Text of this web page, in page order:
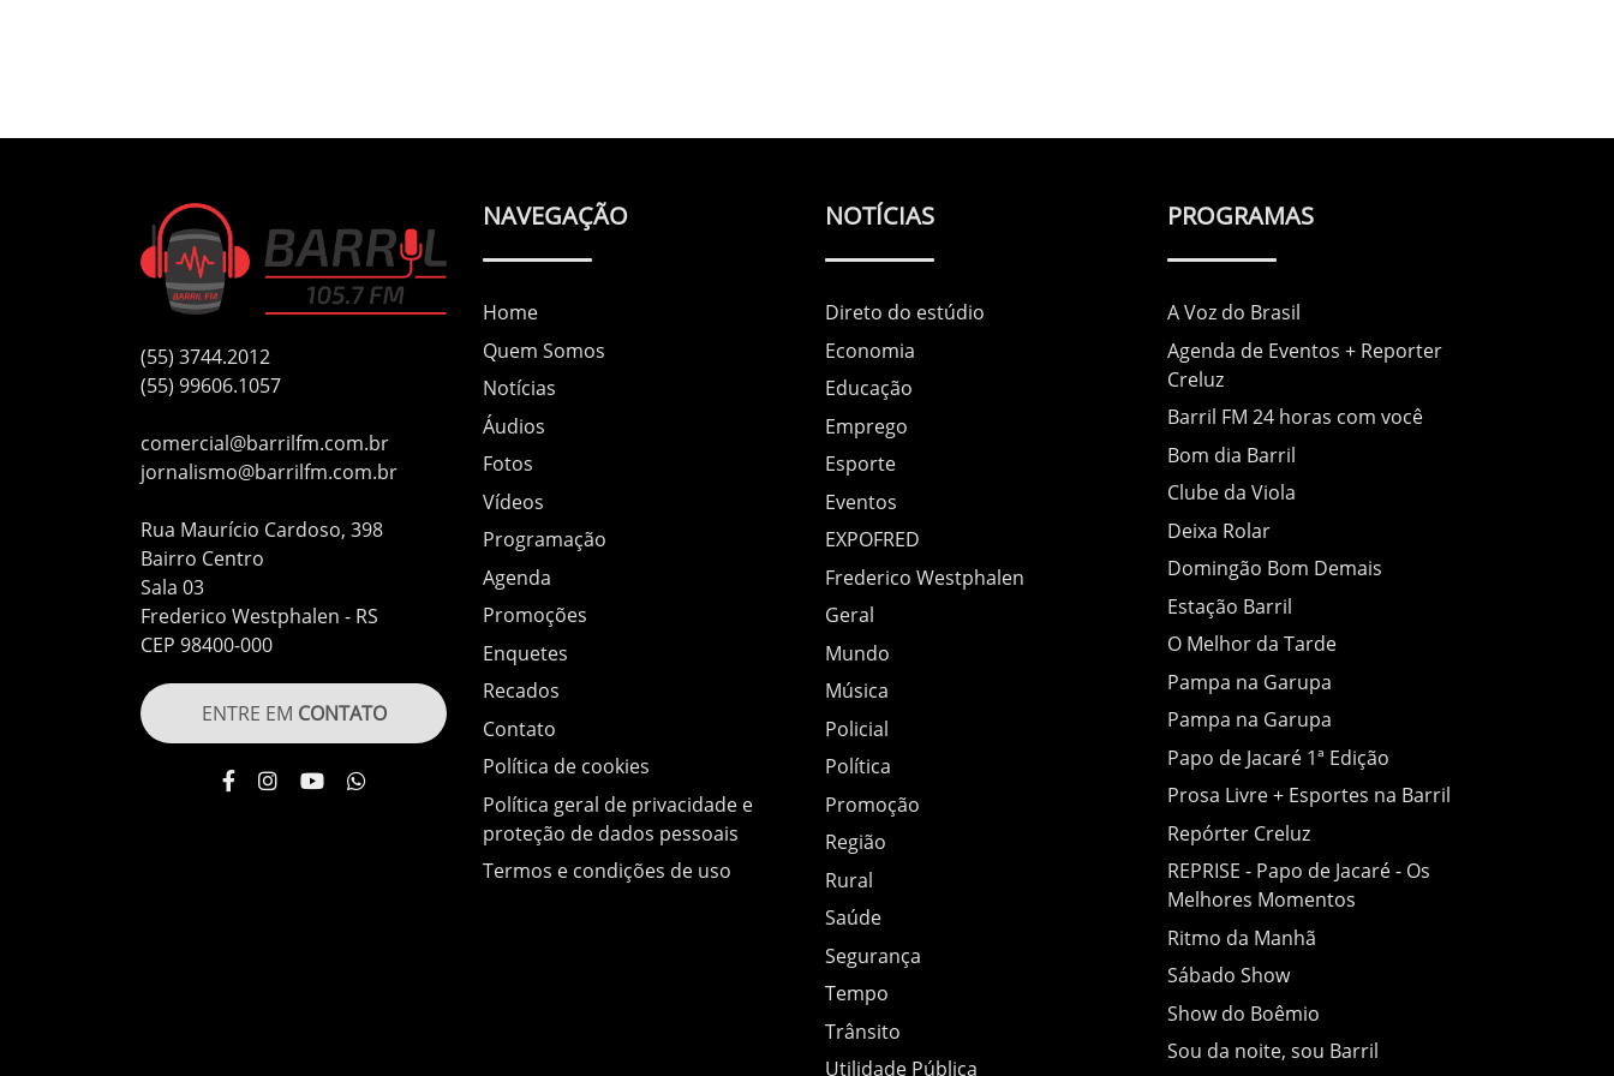
(55) 3744.2012
(55) 99606.1057
comercial@barrilfm.com.br
jornalismo@barrilfm.com.br
Rua Maurício Cardoso, 398
Bairro Centro
Sala 03
Frederico Westphalen - RS
CEP 98400-000
ENTRE EM CONTATO
NAVEGAÇÃO
Home
Quem Somos
Notícias
Áudios
Fotos
Vídeos
Programação
Agenda
Promoções
Enquetes
Recados
Contato
Política de cookies
Política geral de privacidade e
proteção de dados pessoais
Termos e condições de uso
NOTÍCIAS
Direto do estúdio
Economia
Educação
Emprego
Esporte
Eventos
EXPOFRED
Frederico Westphalen
Geral
Mundo
Música
Policial
Política
Promoção
Região
Rural
Saúde
Segurança
Tempo
Trânsito
Utilidade Pública
PROGRAMAS
A Voz do Brasil
Agenda de Eventos + Reporter
Creluz
Barril FM 24 horas com você
Bom dia Barril
Clube da Viola
Deixa Rolar
Domingão Bom Demais
Estação Barril
O Melhor da Tarde
Pampa na Garupa
Pampa na Garupa
Papo de Jacaré 1ª Edição
Prosa Livre + Esportes na Barril
Repórter Creluz
REPRISE - Papo de Jacaré - Os
Melhores Momentos
Ritmo da Manhã
Sábado Show
Show do Boêmio
Sou da noite, sou Barril